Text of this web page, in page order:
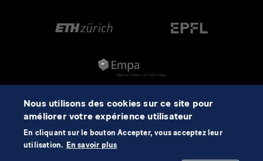
Nous utilisons des cookies sur ce site pour
améliorer votre expérience utilisateur
En cliquant sur le bouton Accepter, vous acceptez leur
utilisation. En savoir plus